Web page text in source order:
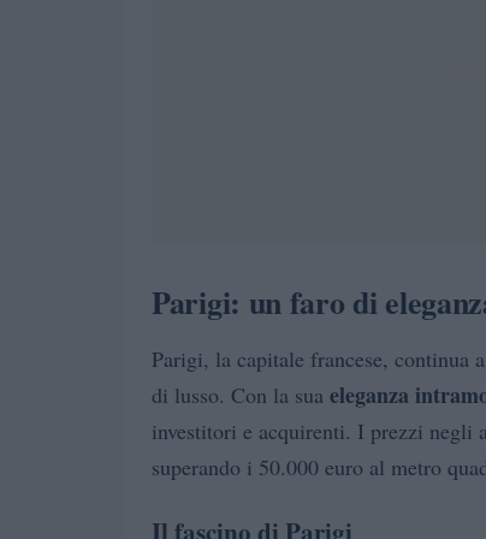
Parigi: un faro di
Parigi, la capitale francese, continua
di lusso. Con la sua eleganza
investitori e acquirenti. I prezzi negli
superando i 50.000 euro al metro